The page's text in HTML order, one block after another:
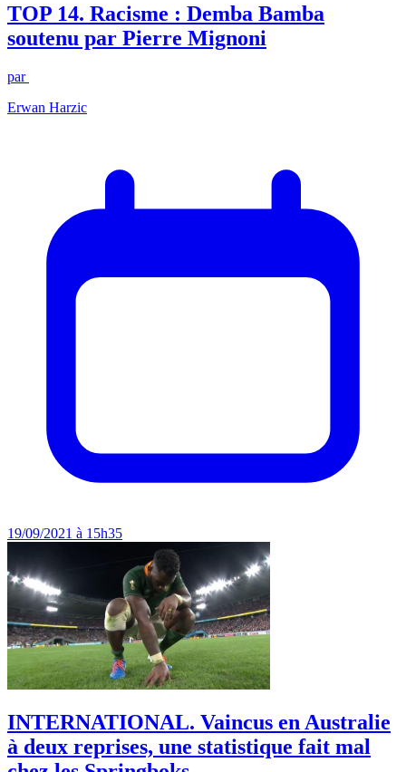
TOP 14. Racisme : Demba Bamba
soutenu par Pierre Mignoni
par
Erwan Harzic
19/09/2021 à 15h35
INTERNATIONAL. Vaincus en Australie
à deux reprises, une statistique fait mal